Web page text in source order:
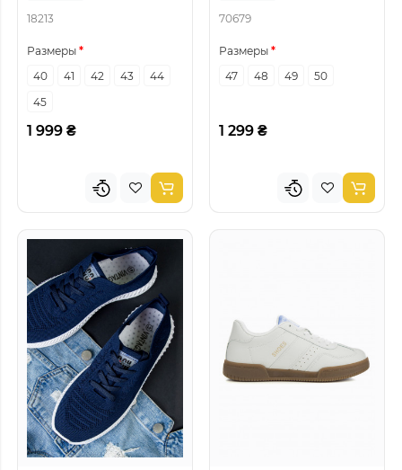
18213
Размеры
40
41 42 43
44
45
1 999 ₴
70679
Размеры
47
48 49 50
1 299 ₴